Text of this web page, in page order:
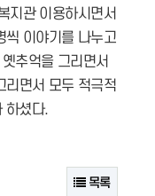
지관 이용하시면서
씩 이야기를 나누고
추억을 그리면서
리면서 모두 적극적
하셨다.
목록